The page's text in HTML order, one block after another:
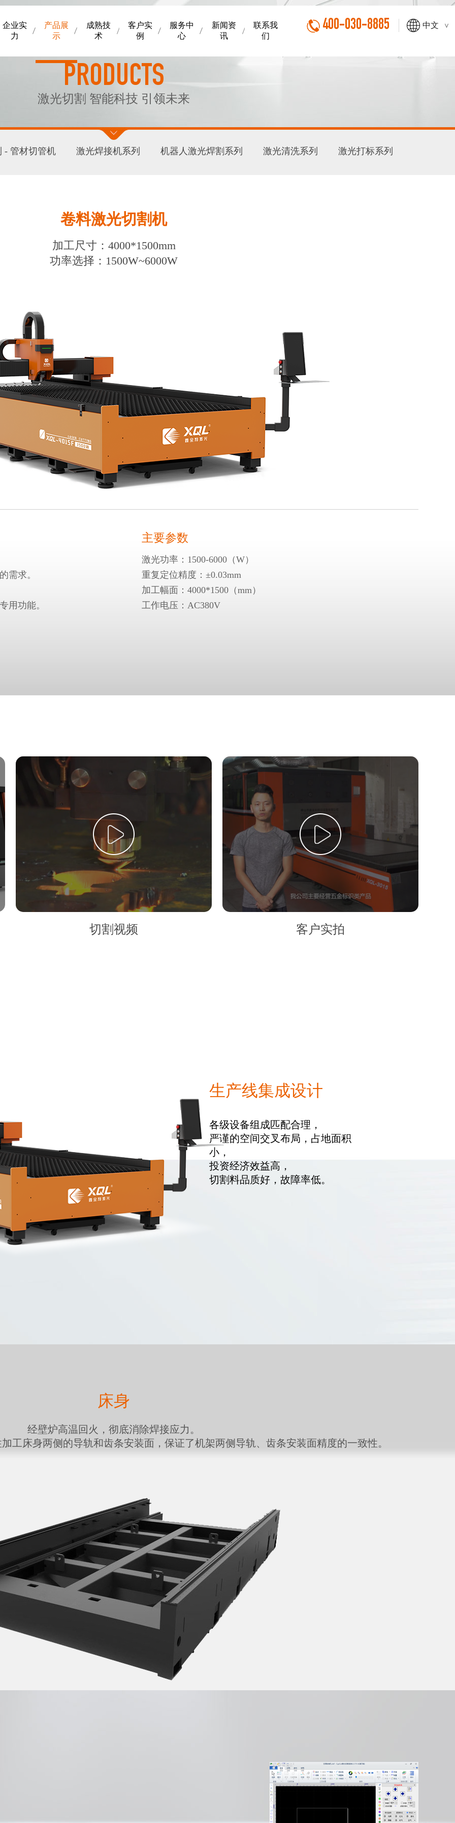
中文 >
400-030-8885
企业实
力
产品展
示
成熟技
术
客户实
例
服务中
心
新闻资
讯
联系我
们
PRODUCTS
激光切割 智能科技 引领未来
- 管材切管机 激光焊接机系列 机器人激光焊割系列 激光清洗系列 激光打标系列
卷料激光切割机
加工尺寸：4000*1500mm
功率选择：1500W~6000W
需求。
用功能。
主要参数
激光功率：1500-6000（W）
重复定位精度：±0.03mm
加工幅面：4000*1500（mm）
工作电压：AC380V
切割视频 客户实拍
生产线集成设计
各级设备组成匹配合理，
严谨的空间交叉布局，占地面积
小，
投资经济效益高，
切割料品质好，故障率低。
床身
经壁炉高温回火，彻底消除焊接应力。
工床身两侧的导轨和齿条安装面，保证了机架两侧导轨、齿条安装面精度的一致性。